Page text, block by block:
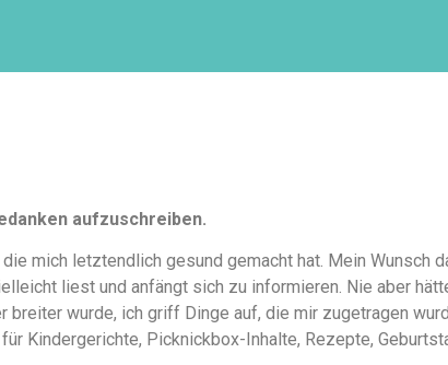
aufzuschreiben.
die mich letztendlich gesund gemacht hat. Mein Wunsch
liest und anfängt sich zu informieren. Nie aber
breiter wurde, ich griff Dinge auf, die mir zugetragen
Kindergerichte, Picknickbox-Inhalte, Rezepte,